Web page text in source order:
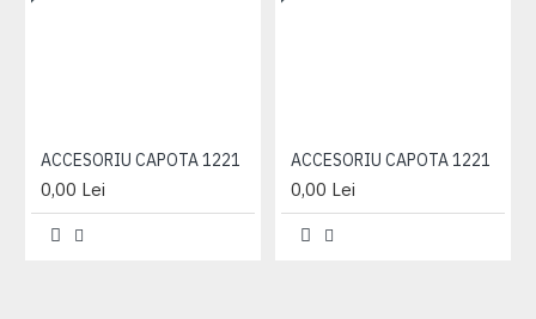
ACCESORIU CAPOTA 1221
0,00 Lei
ACCESORIU CAPOTA 1221
0,00 Lei